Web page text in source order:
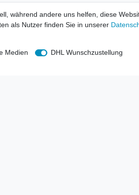
verkaufen
Wir
während andere uns helfen, diese
als Nutzer finden Sie in unserer
Medien
DHL Wunschzustellung